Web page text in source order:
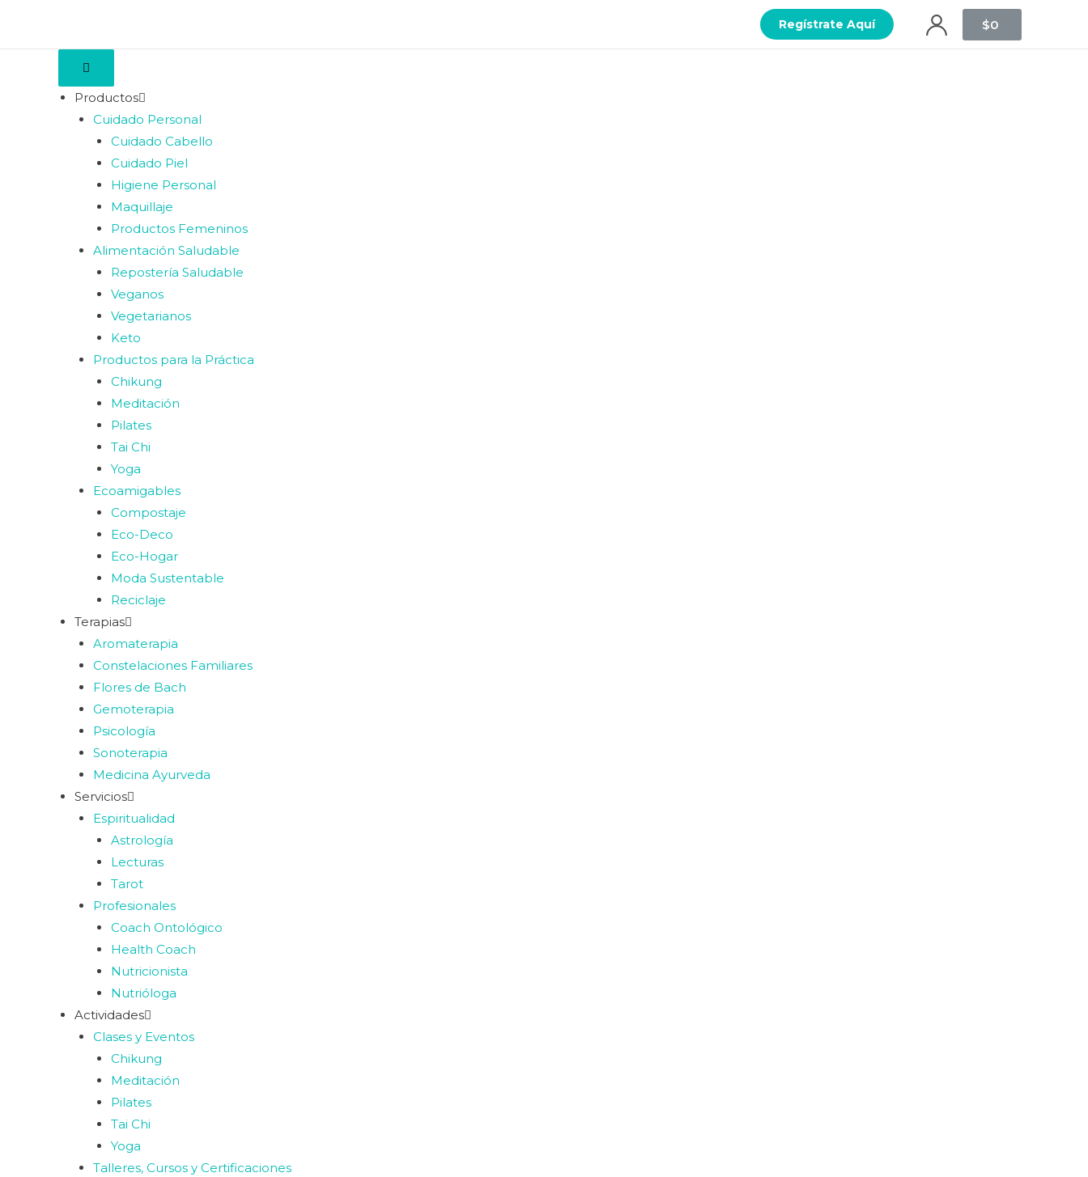
Regístrate Aquí $0
Productos
Cuidado Personal
Cuidado Cabello
Cuidado Piel
Higiene Personal
Maquillaje
Productos Femeninos
Alimentación Saludable
Repostería Saludable
Veganos
Vegetarianos
Keto
Productos para la Práctica
Chikung
Meditación
Pilates
Tai Chi
Yoga
Ecoamigables
Compostaje
Eco-Deco
Eco-Hogar
Moda Sustentable
Reciclaje
Terapias
Aromaterapia
Constelaciones Familiares
Flores de Bach
Gemoterapia
Psicología
Sonoterapia
Medicina Ayurveda
Servicios
Espiritualidad
Astrología
Lecturas
Tarot
Profesionales
Coach Ontológico
Health Coach
Nutricionista
Nutrióloga
Actividades
Clases y Eventos
Chikung
Meditación
Pilates
Tai Chi
Yoga
Talleres, Cursos y Certificaciones